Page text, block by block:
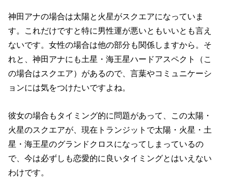
神田アナの場合は太陽と火星がスクエアになっていま
す。これだけですと特に男性運が悪いともいいとも言え
ないです。女性の場合は他の部分も関係しますから。そ
れと、神田アナにも土星・海王星ハードアスペクト（こ
の場合はスクエア）があるので、言葉やコミュニケーシ
ョンには気をつけたいですよね。
彼女の場合もタイミング的に問題があって、この太陽・
火星のスクエアが、現在トランジットで太陽・火星・土
星・海王星のグランドクロスになってしまっているの
で、今は必ずしも恋愛的に良いタイミングとはいえない
わけです。